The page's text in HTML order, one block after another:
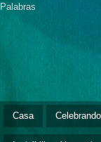
Palabras
Casa Celebrando